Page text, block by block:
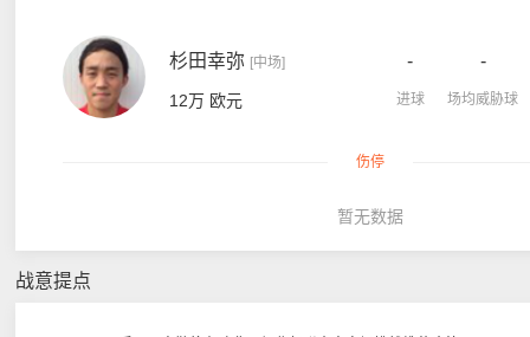
杉田幸弥 [中场]
12万 欧元
-
进球
-
场均威胁球
伤停
暂无数据
战意提点